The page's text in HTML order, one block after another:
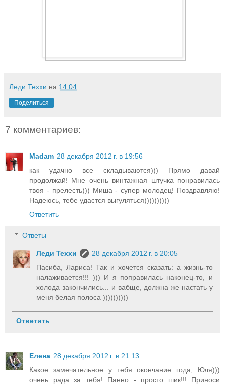
Леди Теххи на 14:04
Поделиться
7 комментариев:
Madam 28 декабря 2012 г. в 19:56
как удачно все складываются))) Прямо давай
продолжай! Мне очень винтажная штучка понравилась
твоя - прелесть))) Миша - супер молодец! Поздравляю!
Надеюсь, тебе удастся выгуляться))))))))))
Ответить
Ответы
Леди Теххи
28 декабря 2012 г. в 20:05
Пасиба, Лариса! Так и хочется сказать: а жизнь-то
налаживается!!! ))) И я поправилась наконец-то, и
холода закончились... и вабще, должна же настать у
меня белая полоса ))))))))))
Ответить
Елена 28 декабря 2012 г. в 21:13
Какое замечательное у тебя окончание года, Юля)))
очень рада за тебя! Панно - просто шик!!! Приноси